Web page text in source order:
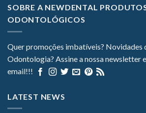
SOBRE A NEWDENTAL
ODONTOLÓGICOS
Quer promoções imbatíveis? Novidades
Odontologia? Assine a nossa newsletter
email!!!
LATEST NEWS